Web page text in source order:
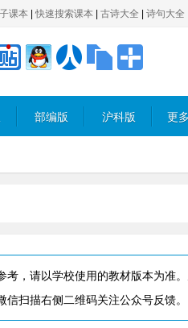
课本 快速搜索课本 古诗大全 诗句大全
部编版 沪科版 更
，请以学校使用的教材版本为准
扫描右侧二维码关注公众号反馈。